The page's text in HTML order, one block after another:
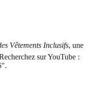
Vêtements Inclusifs, une
sur YouTube :